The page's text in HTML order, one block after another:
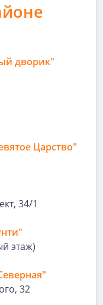
дворик"
Царство"
34/1
этаж)
32